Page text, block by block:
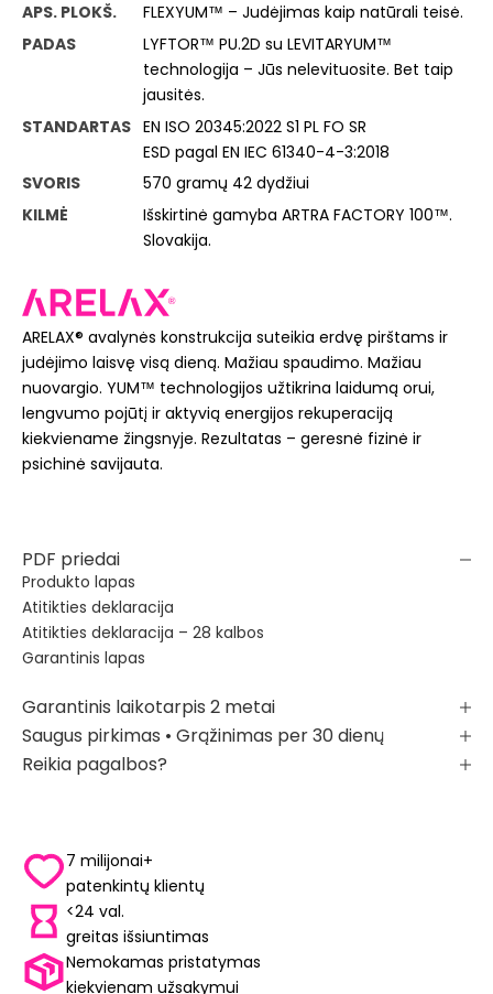
APS. PLOKŠ.
FLEXYUM™ – Judėjimas kaip natūrali teisė.
PADAS
LYFTOR™ PU.2D su LEVITARYUM™
technologija – Jūs nelevituosite. Bet taip
jausitės.
STANDARTAS EN ISO 20345:2022 S1 PL FO SR
ESD pagal EN IEC 61340-4-3:2018
SVORIS
570 gramų 42 dydžiui
KILMĖ
Išskirtinė gamyba ARTRA FACTORY 100™.
Slovakija.
ARELAX® avalynės konstrukcija suteikia erdvę pirštams ir
judėjimo laisvę visą dieną. Mažiau spaudimo. Mažiau
nuovargio. YUM™ technologijos užtikrina laidumą orui,
lengvumo pojūtį ir aktyvią energijos rekuperaciją
kiekviename žingsnyje. Rezultatas – geresnė fizinė ir
psichinė savijauta.
PDF priedai
Produkto lapas
Atitikties deklaracija
Atitikties deklaracija – 28 kalbos
Garantinis lapas
Garantinis laikotarpis 2 metai
Saugus pirkimas • Grąžinimas per 30 dienų
Reikia pagalbos?
7 milijonai+
patenkintų klientų
<24 val.
greitas išsiuntimas
Nemokamas pristatymas
kiekvienam užsakymui